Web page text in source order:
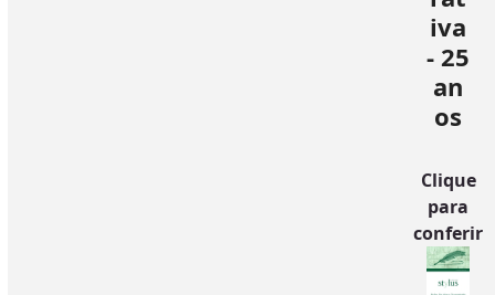
iva
- 25
an
os
Clique
para
conferir